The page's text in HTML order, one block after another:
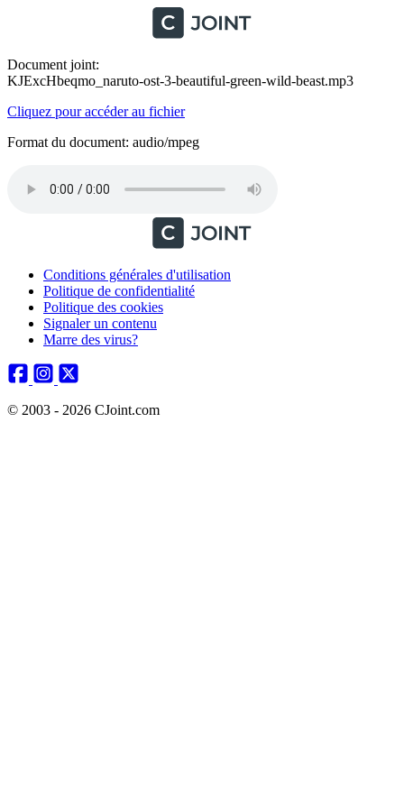
Document joint:
KJExcHbeqmo_naruto-ost-3-beautiful-green-wild-beast.mp3
Cliquez pour accéder au fichier
Format du document: audio/mpeg
Conditions générales d'utilisation
Politique de confidentialité
Politique des cookies
Signaler un contenu
Marre des virus?
© 2003 - 2026 CJoint.com